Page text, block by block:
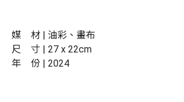
媒 材 | 油彩、畫布
尺 寸 | 27 x 22cm
年 份 | 2024